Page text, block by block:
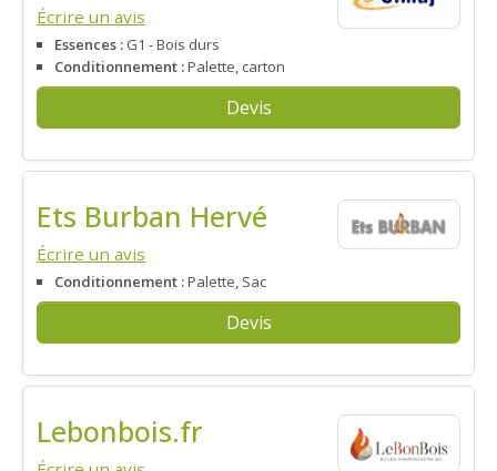
Écrire un avis
Essences : G1 - Bois durs
Conditionnement :Palette, carton
Devis
Ets Burban Hervé
Écrire un avis
Conditionnement :Palette, Sac
Devis
Lebonbois.fr